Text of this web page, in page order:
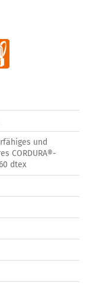
und
CORDURA®-
dtex